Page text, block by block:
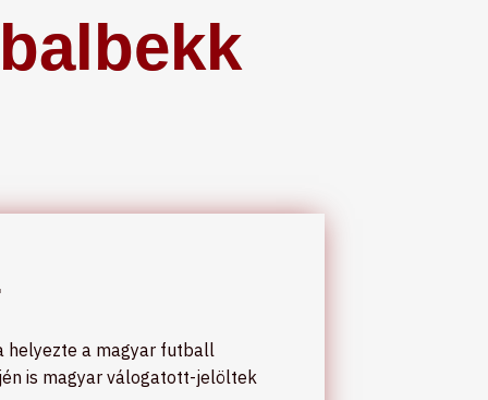
helyezte a magyar futball
is magyar válogatott-jelöltek